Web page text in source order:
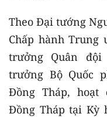
Theo Đại tướng
Chấp hành Trung
trưởng Quân
trưởng Bộ Quốc
Đồng Tháp, hoạt
Đồng Tháp tại Kỳ